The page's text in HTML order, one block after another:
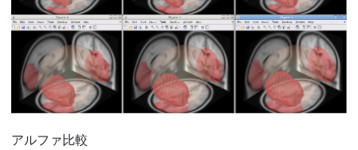
アルファ比較